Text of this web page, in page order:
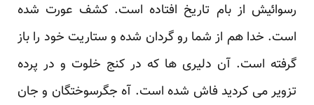
رسوائیش از بام تاریخ افتاده است. کشف عورت شده
است. خدا هم از شما رو گردان شده و ستاریت خود را باز
گرفته است. آن دلیری ها که در کنج خلوت و در پرده
تزویر می کردید فاش شده است. آه جگرسوختگان و جان